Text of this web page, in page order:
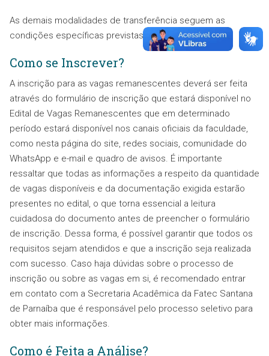
As demais modalidades de transferência seguem as
condições específicas previstas no edital.
Como se Inscrever?
A inscrição para as vagas remanescentes deverá ser feita
através do formulário de inscrição que estará disponível no
Edital de Vagas Remanescentes que em determinado
período estará disponível nos canais oficiais da faculdade,
como nesta página do site, redes sociais, comunidade do
WhatsApp e e-mail e quadro de avisos. É importante
ressaltar que todas as informações a respeito da quantidade
de vagas disponíveis e da documentação exigida estarão
presentes no edital, o que torna essencial a leitura
cuidadosa do documento antes de preencher o formulário
de inscrição. Dessa forma, é possível garantir que todos os
requisitos sejam atendidos e que a inscrição seja realizada
com sucesso. Caso haja dúvidas sobre o processo de
inscrição ou sobre as vagas em si, é recomendado entrar
em contato com a Secretaria Acadêmica da Fatec Santana
de Parnaíba que é responsável pelo processo seletivo para
obter mais informações.
Como é Feita a Análise?